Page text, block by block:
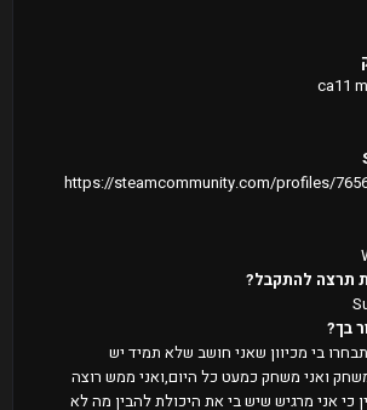
ca11
https://steamcommunity.com/profiles/
תרצה להתקבל?
בך?
בי מכיוון שאני חושב שלא תמיד יש
ואני משחק כמעט כל היום,ואני ממש רוצה
כי אני מרגיש שיש בי את היכולת להבין מה לא